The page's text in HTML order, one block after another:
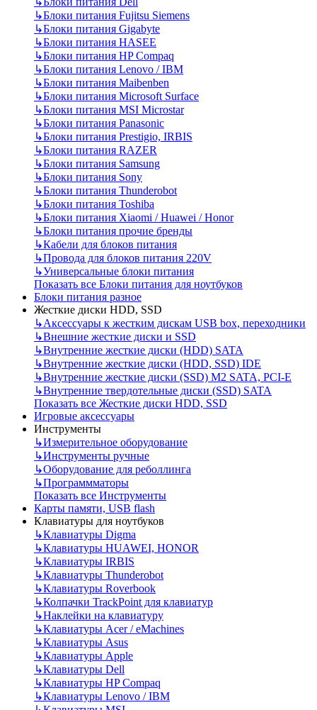
↳Блоки питания Fujitsu Siemens
↳Блоки питания Gigabyte
↳Блоки питания HASEE
↳Блоки питания HP Compaq
↳Блоки питания Lenovo / IBM
↳Блоки питания Maibenben
↳Блоки питания Microsoft Surface
↳Блоки питания MSI Microstar
↳Блоки питания Panasonic
↳Блоки питания Prestigio, IRBIS
↳Блоки питания RAZER
↳Блоки питания Samsung
↳Блоки питания Sony
↳Блоки питания Thunderobot
↳Блоки питания Toshiba
↳Блоки питания Xiaomi / Huawei / Honor
↳Блоки питания прочие бренды
↳Кабели для блоков питания
↳Провода для блоков питания 220V
↳Универсальные блоки питания
Показать все Блоки питания для ноутбуков
Блоки питания разное
Жесткие диски HDD, SSD
↳Аксессуары к жестким дискам USB box, переходники
↳Внешние жесткие диски и SSD
↳Внутренние жесткие диски (HDD) SATA
↳Внутренние жесткие диски (HDD, SSD) IDE
↳Внутренние жесткие диски (SSD) M2 SATA, PCI-E
↳Внутренние твердотельные диски (SSD) SATA
Показать все Жесткие диски HDD, SSD
Игровые аксессуары
Инструменты
↳Измерительное оборудование
↳Инструменты ручные
↳Оборудование для реболлинга
↳Программматоры
Показать все Инструменты
Карты памяти, USB flash
Клавиатуры для ноутбуков
↳Клавиатуры Digma
↳Клавиатуры HUAWEI, HONOR
↳Клавиатуры IRBIS
↳Клавиатуры Thunderobot
↳Клавиатуры Roverbook
↳Колпачки TrackPoint для клавиатур
↳Наклейки на клавиатуру
↳Клавиатуры Acer / eMachines
↳Клавиатуры Asus
↳Клавиатуры Apple
↳Клавиатуры Dell
↳Клавиатуры HP Compaq
↳Клавиатуры Lenovo / IBM